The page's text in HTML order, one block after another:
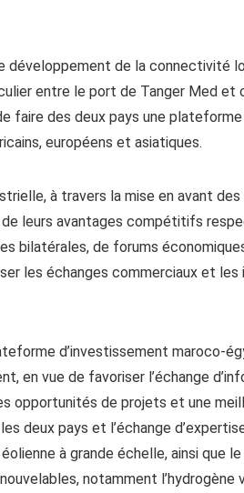
développement de la connectivité
entre le port de Tanger Med et
faire des deux pays une
européens et asiatiques.
à travers la mise en avant
leurs avantages compétitifs
bilatérales, de forums
les échanges commerciaux et
d’investissement maroco-
en vue de favoriser l’échange
opportunités de projets et une
deux pays et l’échange
à grande échelle, ainsi que
notamment l’hydrogène